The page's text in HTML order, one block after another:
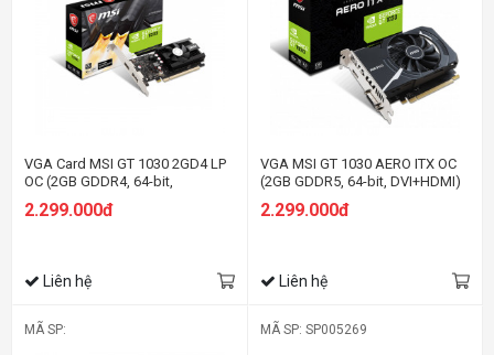
VGA Card MSI GT 1030 2GD4 LP
OC (2GB GDDR4, 64-bit,
DVI+HDMI)
2.299.000đ
Liên hệ
VGA MSI GT 1030 AERO ITX OC
(2GB GDDR5, 64-bit, DVI+HDMI)
2.299.000đ
Liên hệ
MÃ SP: MÃ SP: SP005269